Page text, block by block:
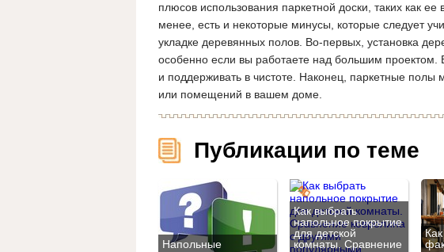
плюсов использования паркетной доски, таких как
менее, есть и некоторые минусы, которые следует
укладке деревянных полов. Во-первых, установка
особенно если вы работаете над большим проектом.
и поддерживать в чистоте. Наконец, паркетные полы
или помещений в вашем доме.
Публикации по теме
Напольные
Как выбрать
напольное покрытие
для детской
комнаты. Сравнение